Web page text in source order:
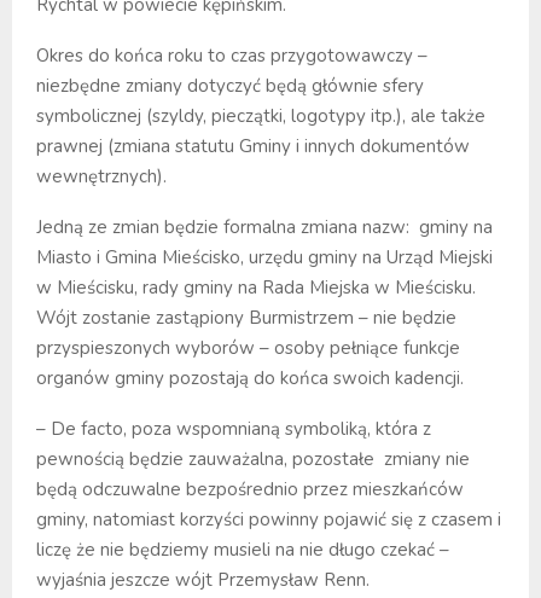
Rychtal w powiecie kępińskim.
Okres do końca roku to czas przygotowawczy –
niezbędne zmiany dotyczyć będą głównie sfery
symbolicznej (szyldy, pieczątki, logotypy itp.), ale także
prawnej (zmiana statutu Gminy i innych dokumentów
wewnętrznych).
Jedną ze zmian będzie formalna zmiana nazw: gminy na
Miasto i Gmina Mieścisko, urzędu gminy na Urząd Miejski
w Mieścisku, rady gminy na Rada Miejska w Mieścisku.
Wójt zostanie zastąpiony Burmistrzem – nie będzie
przyspieszonych wyborów – osoby pełniące funkcje
organów gminy pozostają do końca swoich kadencji.
– De facto, poza wspomnianą symboliką, która z
pewnością będzie zauważalna, pozostałe zmiany nie
będą odczuwalne bezpośrednio przez mieszkańców
gminy, natomiast korzyści powinny pojawić się z czasem i
liczę że nie będziemy musieli na nie długo czekać –
wyjaśnia jeszcze wójt Przemysław Renn.